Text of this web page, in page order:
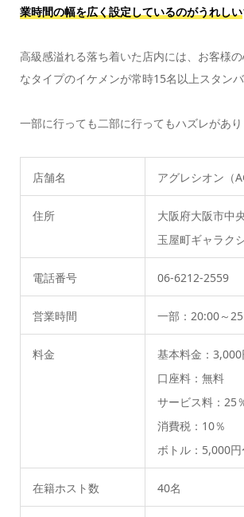
業時間の幅を広く設定しているのがうれしい
高級感溢れる落ち着いた店内には、お客様
なタイプのイケメンが常時15名以上スタンバ
一部に行っても二部に行ってもハズレがあり
店舗名 アグレシオン（
住所
大阪府大阪市中
玉屋町ギャラク
電話番号 06-6212-2559
営業時間 一部：20:00～
料金
基本料金：
口座料：無料
サービス料：25
消費税：10％
ボトル：5,000円
在籍ホスト数 40名